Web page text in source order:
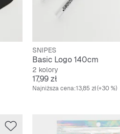
SNIPES
Basic Logo 140cm
2 kolory
Cena
17,99 zł
Najniższa cena:13,85 zł(+30 %)